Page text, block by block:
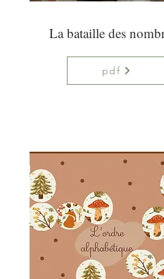
pdf
La bataille des